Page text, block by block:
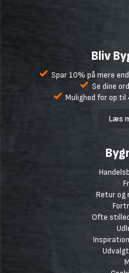
Bliv
Spar 10% på mere
Se dine
Mulighed for op
Læs
Retur og
Ofte